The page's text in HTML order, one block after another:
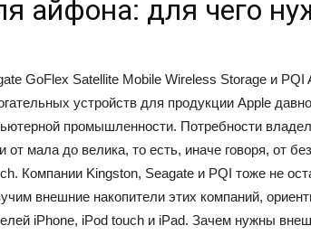
айфона: для чего
GoFlex Satellite Mobile Wireless Storage и PQI
устройств для продукции Apple
промышленности. Потребности
мала до велика, то есть, иначе говоря, от
Компании Kingston, Seagate и PQI тоже не
внешние накопители этих компаний,
iPhone, iPod touch и iPad. Зачем нужны